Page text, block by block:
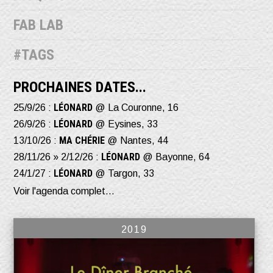
FAB LAB
#TAGS
PROCHAINES DATES...
25/9/26 : LÉONARD @ La Couronne, 16
26/9/26 : LÉONARD @ Eysines, 33
13/10/26 : MA CHÉRIE @ Nantes, 44
28/11/26 » 2/12/26 : LÉONARD @ Bayonne, 64
24/1/27 : LÉONARD @ Targon, 33
Voir l'agenda complet...
2019